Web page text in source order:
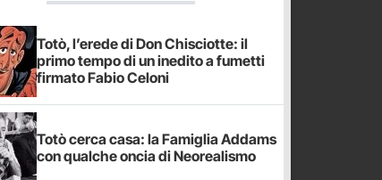
Totò, l’erede di Don Chisciotte: il
primo tempo di un inedito a fumetti
firmato Fabio Celoni
Totò cerca casa: la Famiglia Addams
con qualche oncia di Neorealismo